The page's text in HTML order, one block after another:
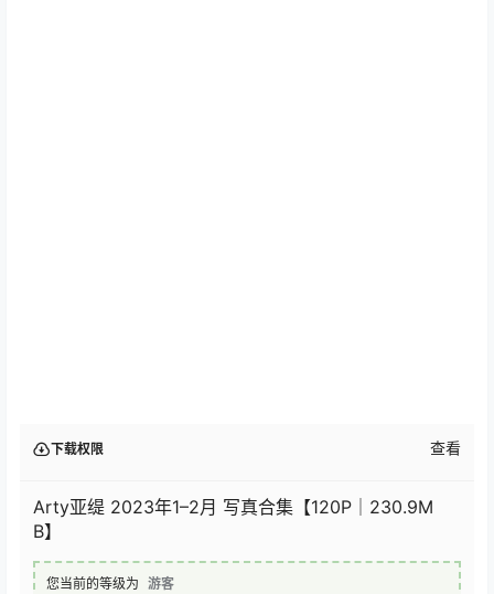
下载权限 查看
Arty亚缇 2023年1–2月 写真合集【120P｜230.9M
B】
您当前的等级为 游客